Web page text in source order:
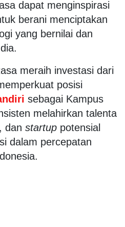
dapat menginspirasi
berani menciptakan
yang bernilai dan
meraih investasi dari
posisi
sebagai Kampus
melahirkan talenta
dan startup potensial
dalam percepatan